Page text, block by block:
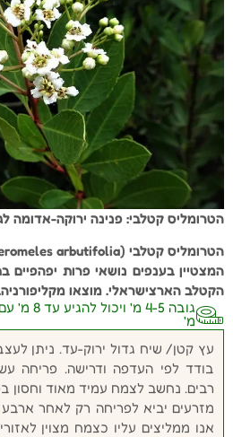
הטרומליס קטלבי: פנינה ירוקה-אדומה
המצטיין בענפים נושאי פרות
הקטלב הארצישראלי. מוצאו
מ'
עץ קטן/ שיח גדול ירוק-עד. ניתן
בודד לפי העדפה ודרישה. פריחה
רבים. נחשב לצמח עמיד מאוד וחסון
מזרעים יביא לפריחה רק לאחר ארבע
אנו ממליצים עליו כצמח מצוין